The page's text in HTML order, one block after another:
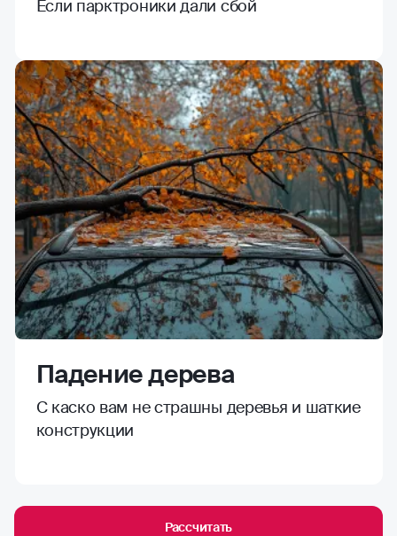
Если парктроники дали сбой
Падение дерева
С каско вам не страшны деревья и шаткие
конструкции
Рассчитать